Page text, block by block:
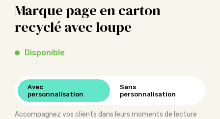
Marque page en carton
recyclé avec loupe
Disponible
Avec
personnalisation
Sans
personnalisation
Accompagnez vos clients dans leurs moments de lecture